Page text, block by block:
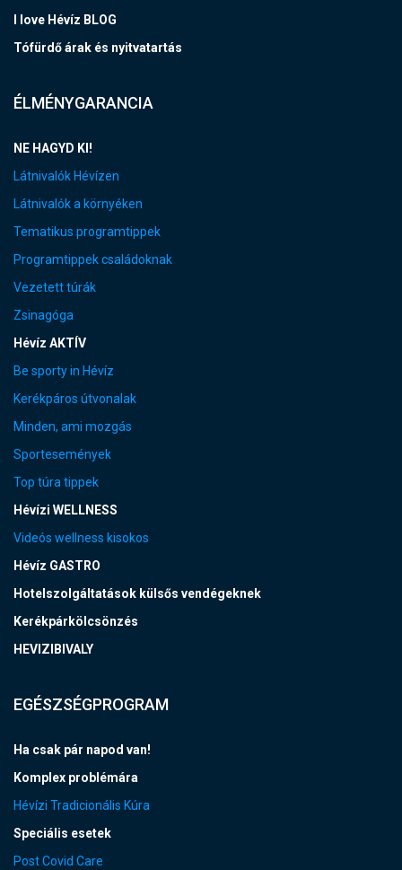
I love Hévíz BLOG
Tófürdő árak és nyitvatartás
ÉLMÉNYGARANCIA
NE HAGYD KI!
Látnivalók Hévízen
Látnivalók a környéken
Tematikus programtippek
Programtippek családoknak
Vezetett túrák
Zsinagóga
Hévíz AKTÍV
Be sporty in Hévíz
Kerékpáros útvonalak
Minden, ami mozgás
Sportesemények
Top túra tippek
Hévízi WELLNESS
Videós wellness kisokos
Hévíz GASTRO
Hotelszolgáltatások külsős vendégeknek
Kerékpárkölcsönzés
HEVIZIBIVALY
EGÉSZSÉGPROGRAM
Ha csak pár napod van!
Komplex problémára
Hévízi Tradicionális Kúra
Speciális esetek
Post Covid Care